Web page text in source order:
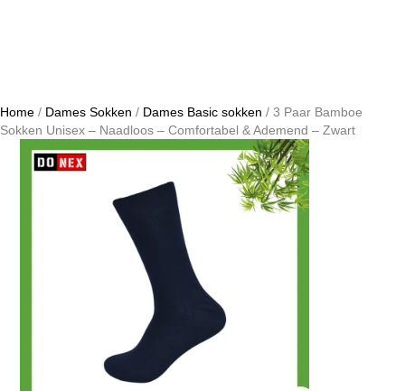
Home / Dames Sokken / Dames Basic sokken / 3 Paar Bamboe
Sokken Unisex – Naadloos – Comfortabel & Ademend – Zwart